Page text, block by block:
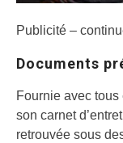
Publicité –
Documents
Fournie avec tous
son carnet
retrouvée sous